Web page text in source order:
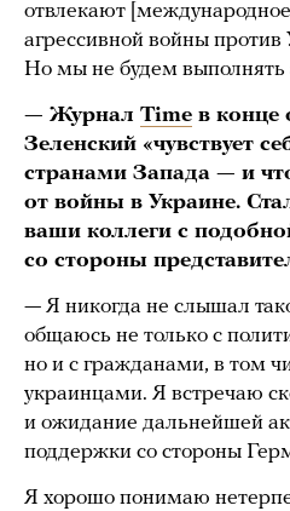
отвлекают
агрессивной войны против
Но мы не будем выполнять
— Журнал Time в конце
Зеленский «чувствует
странами Запада — и
от войны в Украине.
ваши коллеги с
со стороны
— Я никогда не слышал
общаюсь не только с
но и с гражданами, в том
украинцами. Я встречаю
и ожидание дальнейшей
поддержки со стороны
Я хорошо понимаю